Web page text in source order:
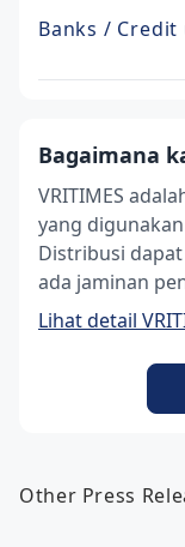
Banks / Credit
Bagaimana
VRITIMES
yang
Distribusi
ada jaminan
Lihat detail
Other Press